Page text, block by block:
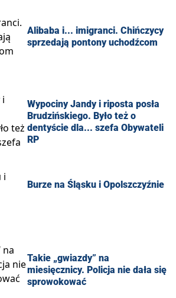
Alibaba i... imigranci. Chińczycy
sprzedają pontony uchodźcom
Wypociny Jandy i riposta posła
Brudzińskiego. Było też o
dentyście dla... szefa Obywateli
RP
Burze na Śląsku i Opolszczyźnie
Takie „gwiazdy” na
miesięcznicy. Policja nie dała się
sprowokować